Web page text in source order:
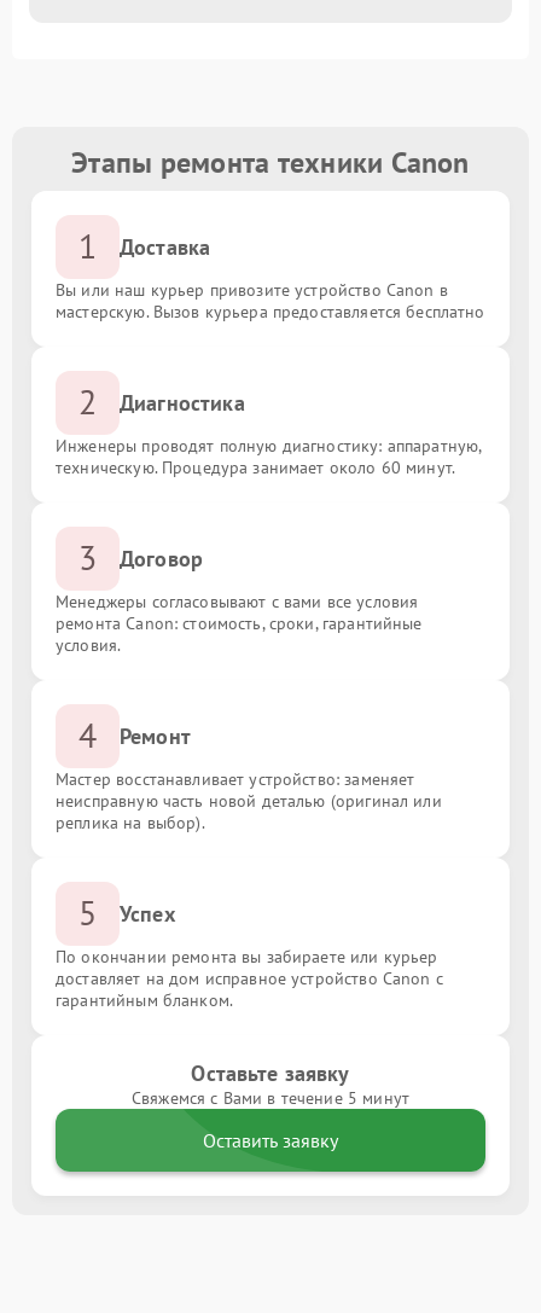
Этапы ремонта техники Canon
1 Доставка
Вы или наш курьер привозите устройство Canon в
мастерскую. Вызов курьера предоставляется бесплатно
2 Диагностика
Инженеры проводят полную диагностику: аппаратную,
техническую. Процедура занимает около 60 минут.
3 Договор
Менеджеры согласовывают с вами все условия
ремонта Canon: стоимость, сроки, гарантийные
условия.
4 Ремонт
Мастер восстанавливает устройство: заменяет
неисправную часть новой деталью (оригинал или
реплика на выбор).
5 Успех
По окончании ремонта вы забираете или курьер
доставляет на дом исправное устройство Canon с
гарантийным бланком.
Оставьте заявку
Свяжемся с Вами в течение 5 минут
Оставить заявку